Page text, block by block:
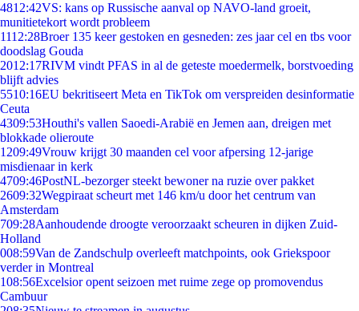
4812:42VS: kans op Russische aanval op NAVO-land groeit,
munitietekort wordt probleem
1112:28Broer 135 keer gestoken en gesneden: zes jaar cel en tbs voor
doodslag Gouda
2012:17RIVM vindt PFAS in al de geteste moedermelk, borstvoeding
blijft advies
5510:16EU bekritiseert Meta en TikTok om verspreiden desinformatie
Ceuta
4309:53Houthi's vallen Saoedi-Arabië en Jemen aan, dreigen met
blokkade olieroute
1209:49Vrouw krijgt 30 maanden cel voor afpersing 12-jarige
misdienaar in kerk
4709:46PostNL-bezorger steekt bewoner na ruzie over pakket
2609:32Wegpiraat scheurt met 146 km/u door het centrum van
Amsterdam
709:28Aanhoudende droogte veroorzaakt scheuren in dijken Zuid-
Holland
008:59Van de Zandschulp overleeft matchpoints, ook Griekspoor
verder in Montreal
108:56Excelsior opent seizoen met ruime zege op promovendus
Cambuur